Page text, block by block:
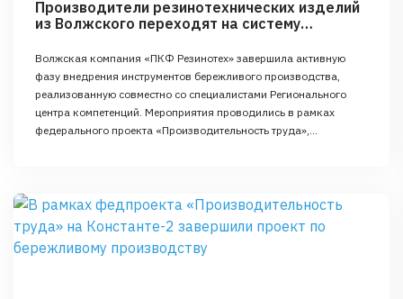
Производители резинотехнических изделий
из Волжского переходят на систему
Волжская компания «ПКФ Резинотех» завершила активную
фазу внедрения инструментов бережливого производства,
реализованную совместно со специалистами Регионального
центра компетенций. Мероприятия проводились в рамках
федерального проекта «Производительность труда»,
полимерных материалов. Пилотной площадкой для отработки
новых подходов стал … Continued